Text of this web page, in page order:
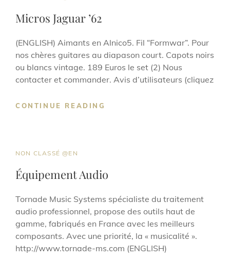
Micros Jaguar ’62
(ENGLISH) Aimants en Alnico5. Fil “Formwar”. Pour
nos chères guitares au diapason court. Capots noirs
ou blancs vintage. 189 Euros le set (2) Nous
contacter et commander. Avis d’utilisateurs (cliquez
CONTINUE READING
CAT
NON CLASSÉ @EN
Équipement Audio
Tornade Music Systems spécialiste du traitement
audio professionnel, propose des outils haut de
gamme, fabriqués en France avec les meilleurs
composants. Avec une priorité, la « musicalité ».
http://www.tornade-ms.com (ENGLISH)